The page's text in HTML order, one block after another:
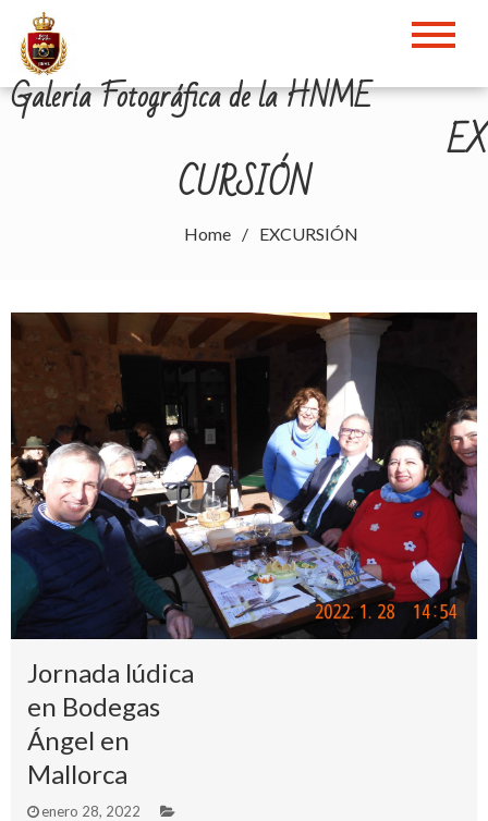
content
Galería Fotográfica de la HNME
EX
CURSIÓN
Home EXCURSIÓN
Jornada lúdica
en Bodegas
Ángel en
Mallorca
enero 28, 2022